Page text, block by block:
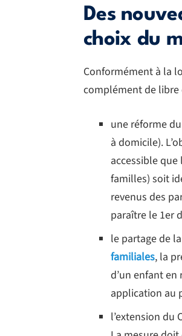
Des
choix du
Conformément à la
complément de libre
une réforme
à domicile).
accessible que
familles) soit
revenus des
paraître le 1er
le partage de
familiales, la
d’un enfant
application au
l’extension du